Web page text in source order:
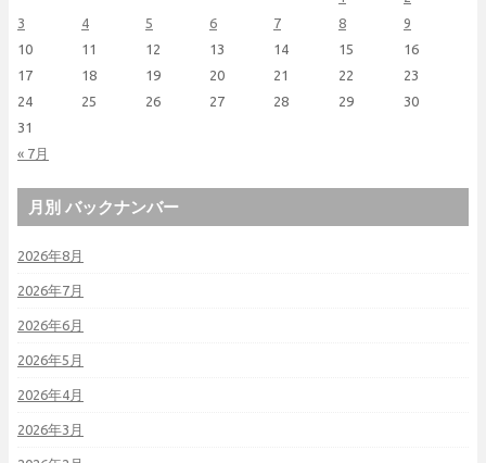
« 7月
3
4 5 6 7 8
9
10
11 12 13 14 15
16
17
18 19 20 21 22
23
24
25 26 27 28 29
30
31
月別 バックナンバー
2026年8月
2026年7月
2026年6月
2026年5月
2026年4月
2026年3月